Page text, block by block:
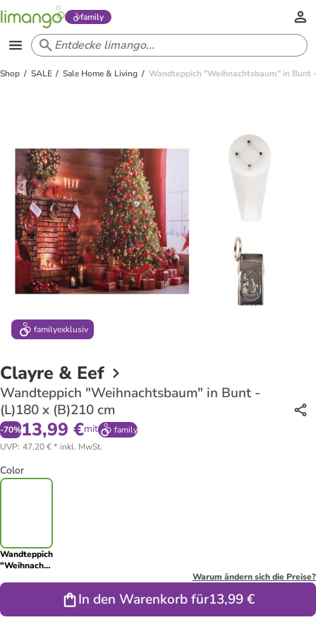
family
Shop SALE Sale Home & Living Wandteppich "Weihnachtsbaum" in Bunt
familyexklusiv
Clayre & Eef
Wandteppich "Weihnachtsbaum" in Bunt -
(L)180 x (B)210 cm
-70%13,99 €mit
family
UVP: 47,20 €* inkl. MwSt.
Color
Wandteppich
"Weihnachtsbaum"
Warum ändern sich die Preise?
In den Warenkorb für13,99 €